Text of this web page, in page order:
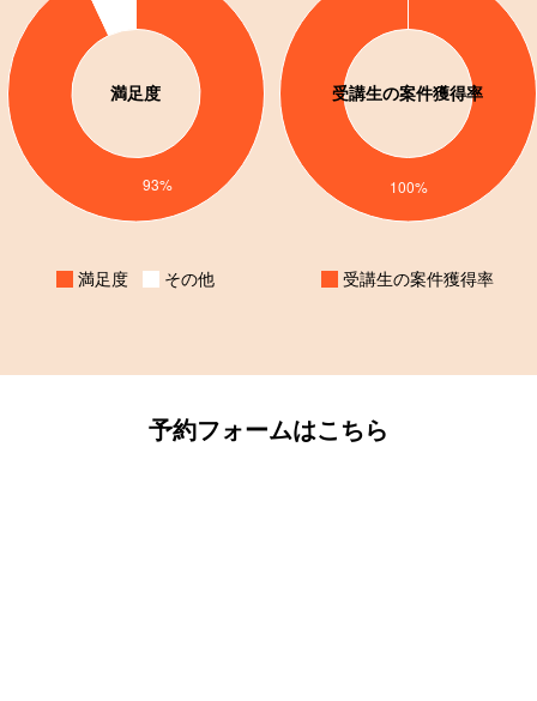
満足度
満足度 その他
受講生の案件獲得率
受講生の案件獲得率
予約フォームはこちら